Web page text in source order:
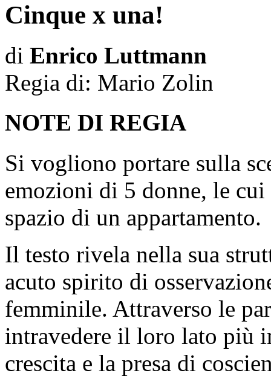
Cinque x una!
di Enrico Luttmann
Regia di: Mario Zolin
NOTE DI REGIA
Si vogliono portare sulla
emozioni di 5 donne, le
spazio di un appartamento.
Il testo rivela nella sua
acuto spirito di
femminile. Attraverso le
intravedere il loro lato più
crescita e la presa di